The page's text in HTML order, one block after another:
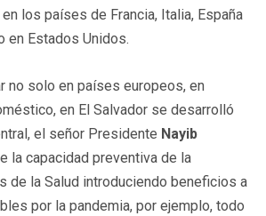
los países de Francia, Italia, España
en Estados Unidos.
no solo en países europeos, en
en El Salvador se desarrolló
el señor Presidente Nayib
la capacidad preventiva de la
de la Salud introduciendo beneficios a
por la pandemia, por ejemplo, todo